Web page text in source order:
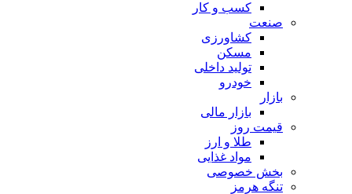
کسب و کار
صنعت
کشاورزی
مسکن
تولید داخلی
خودرو
بازار
بازار مالی
قیمت روز
طلا و ارز
مواد غذایی
بخش خصوصی
تنگه هرمز